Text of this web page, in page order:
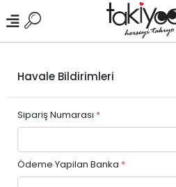
Havale Bildirimleri
Sipariş Numarası *
Ödeme Yapilan Banka *